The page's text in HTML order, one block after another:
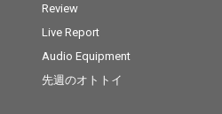
Review
Live Report
Audio Equipment
先週のオトトイ